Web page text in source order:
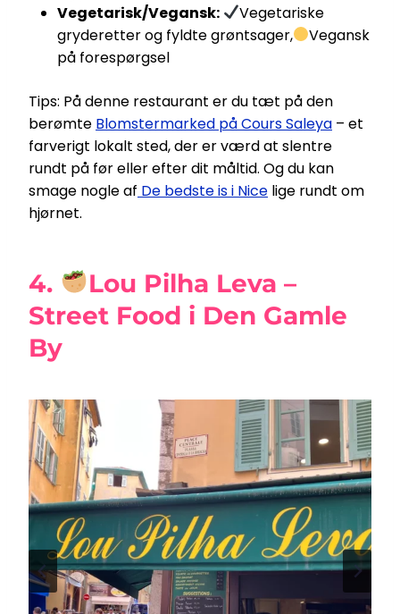
Vegetarisk/Vegansk:
Vegetariske
gryderetter og fyldte grøntsager,
Vegansk
på forespørgsel
Tips: På denne restaurant er du tæt på den
berømte Blomstermarked på Cours Saleya – et
farverigt lokalt sted, der er værd at slentre
rundt på før eller efter dit måltid. Og du kan
smage nogle af De bedste is i Nice lige rundt om
hjørnet.
4.
Lou Pilha Leva –
Street Food i Den Gamle
By